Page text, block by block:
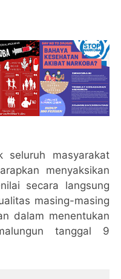
seluruh masyarakat
menyaksikan
secara langsung
masing-masing
dalam menentukan
tanggal 9